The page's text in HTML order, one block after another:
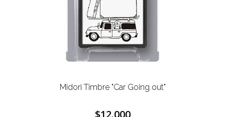
Midori Timbre "Car Going out"